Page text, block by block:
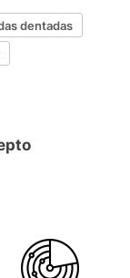
dentadas